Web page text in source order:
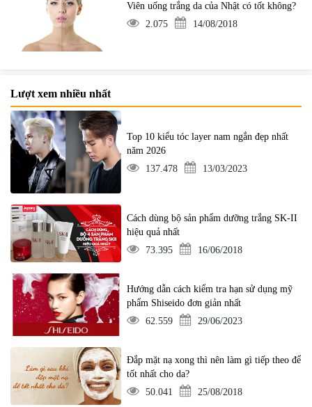
Viên uống trắng da của Nhật có tốt không?
2.075
14/08/2018
Lượt xem nhiều nhất
Top 10 kiểu tóc layer nam ngắn đẹp nhất
năm 2026
137.478
13/03/2023
Cách dùng bộ sản phẩm dưỡng trắng SK-II
hiệu quả nhất
73.395
16/06/2018
Hướng dẫn cách kiểm tra hạn sử dụng mỹ
phẩm Shiseido đơn giản nhất
62.559
29/06/2023
Đắp mặt nạ xong thì nên làm gì tiếp theo để
tốt nhất cho da?
50.041
25/08/2018